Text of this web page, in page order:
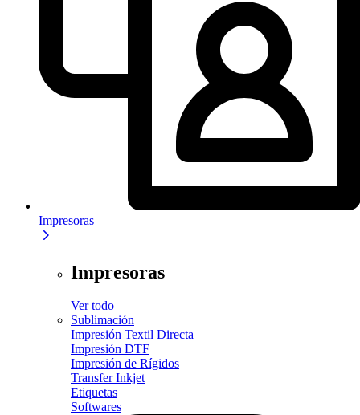
Impresoras
Impresoras
Ver todo
Sublimación
Impresión Textil Directa
Impresión DTF
Impresión de Rígidos
Transfer Inkjet
Etiquetas
Softwares